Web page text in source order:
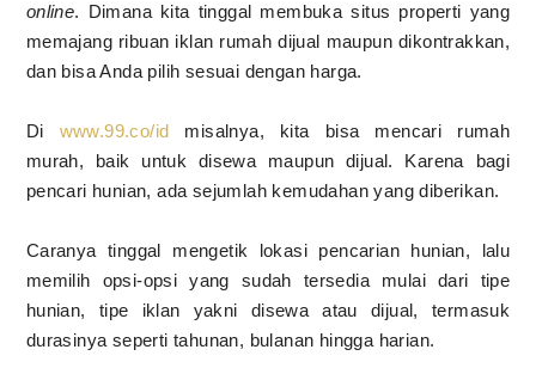
online. Dimana kita tinggal membuka situs properti yang
memajang ribuan iklan rumah dijual maupun dikontrakkan,
dan bisa Anda pilih sesuai dengan harga.
Di www.99.co/id misalnya, kita bisa mencari rumah
murah, baik untuk disewa maupun dijual. Karena bagi
pencari hunian, ada sejumlah kemudahan yang diberikan.
Caranya tinggal mengetik lokasi pencarian hunian, lalu
memilih opsi-opsi yang sudah tersedia mulai dari tipe
hunian, tipe iklan yakni disewa atau dijual, termasuk
durasinya seperti tahunan, bulanan hingga harian.